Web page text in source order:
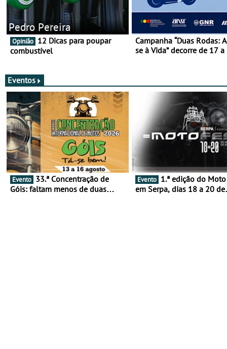
Pedro Pereira
Opinião
combustível
Campanha “Duas Rodas:
se à Vida” decorre de 17
Eventos
Evento
Góis: faltam menos de duas
Evento
em Serpa, dias 18 a 20 de